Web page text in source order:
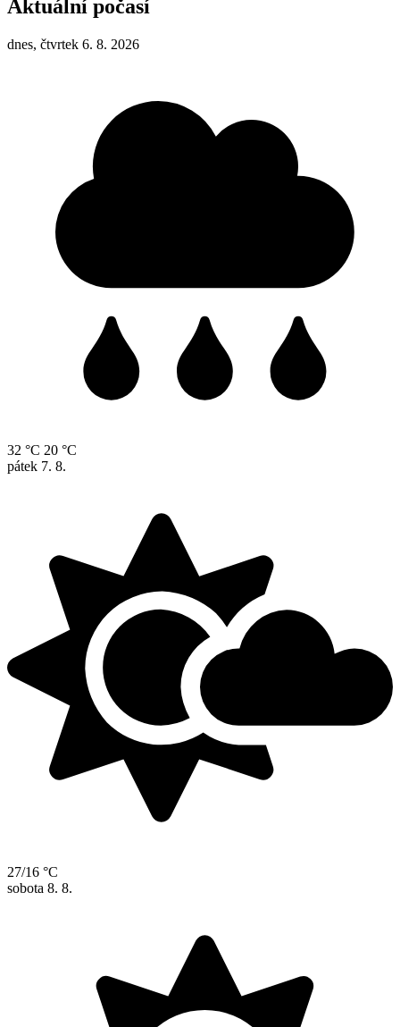
Aktuální počasí
dnes, čtvrtek 6. 8. 2026
32 °C 20 °C
pátek 7. 8.
27/16 °C
sobota 8. 8.